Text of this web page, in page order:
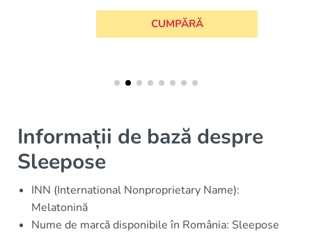
CUMPĂRĂ
Informații de bază despre
Sleepose
INN (International Nonproprietary Name):
Melatonină
Nume de marcă disponibile în România: Sleepose